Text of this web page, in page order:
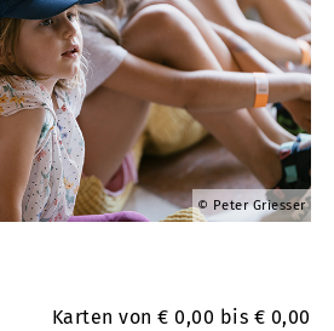
Peter Griesser
Karten von € 0,00 bis € 0,00